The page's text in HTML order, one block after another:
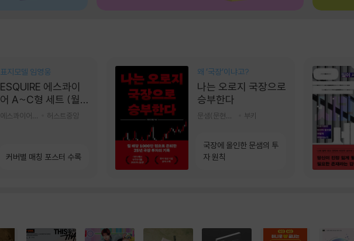
표지모델 임영웅
ESQUIRE 에스콰이
어 A~C형 세트 (월
간) : 9월 [2026]
허스트중앙
커버별 매칭 포스터 수록
왜 ‘국장‘이냐고?
나는 오로지 국장으로
승부한다
부키
국장에 올인한 문샘의 투
자 원칙